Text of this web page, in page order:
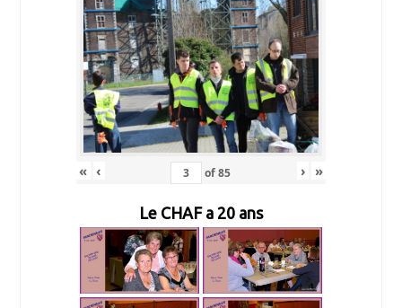
« ‹ of85 › »
Le CHAF a 20 ans